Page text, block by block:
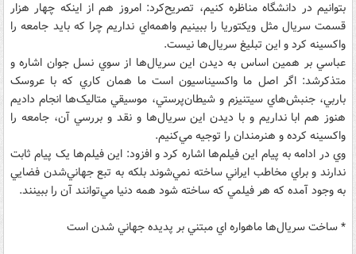
بتوانيم در دانشگاه مناظره کنيم، تصريح‌کرد: امروز هم از اينکه چهار هزار
قسمت سريال مثل ويکتوريا را ببينيم واهمه‌اي نداريم چرا که بايد جامعه را
واکسينه کرد و اين تبليغ سريال‌ها نيست.
عباسي بر همين اساس به ديدن اين سريال‌ها از سوي نسل جوان اشاره و
متذکرشد: اگر اصل ما واکسيناسيون است ما همان کاري که با عروسک
باربي، جنبش‌هاي سيتنيزم و شيطان‌پرستي، موسيقي متاليک‌ها انجام داديم
هنوز هم ابا نداريم و با ديدن اين سريال‌ها و نقد و بررسي آن، جامعه را
واکسينه کرده و هنرمندان را توجيه مي‌کنيم.
وي در ادامه به پيام اين فيلم‌ها اشاره کرد و افزود: اين فيلم‌ها يک پيام ثابت
ندارند و براي مخاطب ايراني ساخته نمي‌شوند بلکه به تبع جهاني‌شدن فضايي
به وجود آمده که هر فيلمي که ساخته شود همه دنيا مي‌توانند آن را ببينند.
* ساخت سريال‌ها ماهواره اي مبتني بر پديده جهاني شدن است